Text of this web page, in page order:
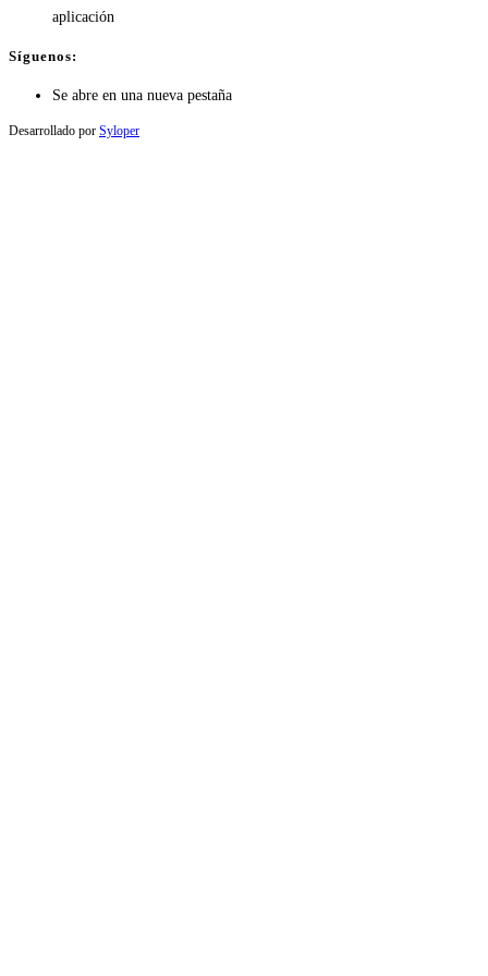
aplicación
Síguenos:
Se abre en una nueva pestaña
Desarrollado por Syloper